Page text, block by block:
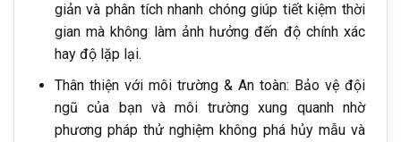
giản và phân tích nhanh chóng giúp tiết kiệm thời
gian mà không làm ảnh hưởng đến độ chính xác
hay độ lặp lại.
Thân thiện với môi trường & An toàn: Bảo vệ đội
ngũ của bạn và môi trường xung quanh nhờ
phương pháp thử nghiệm không phá hủy mẫu và